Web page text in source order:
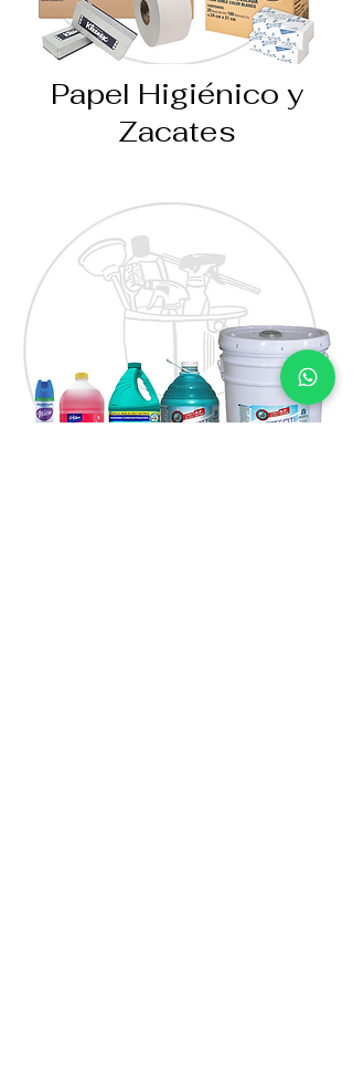
Papel Higiénico y
Zacates